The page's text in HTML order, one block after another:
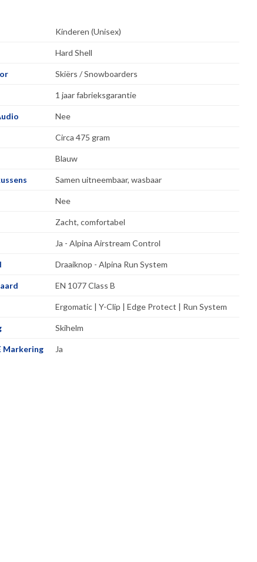
Kinderen (Unisex)
Hard Shell
Skiërs / Snowboarders
1 jaar fabrieksgarantie
Nee
Circa 475 gram
Blauw
Samen uitneembaar, wasbaar
Nee
Zacht, comfortabel
Ja - Alpina Airstream Control
Draaiknop - Alpina Run System
EN 1077 Class B
Ergomatic | Y-Clip | Edge Protect | Run System
Skihelm
Markering Ja